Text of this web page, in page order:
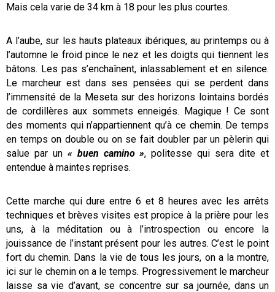
Mais cela varie de 34 km à 18 pour les plus courtes.
A l’aube, sur les hauts plateaux ibériques, au printemps ou à
l’automne le froid pince le nez et les doigts qui tiennent les
bâtons. Les pas s’enchaînent, inlassablement et en silence.
Le marcheur est dans ses pensées qui se perdent dans
l’immensité de la Meseta sur des horizons lointains bordés
de cordillères aux sommets enneigés. Magique ! Ce sont
des moments qui n’appartiennent qu’à ce chemin. De temps
en temps on double ou on se fait doubler par un pèlerin qui
salue par un « buen camino », politesse qui sera dite et
entendue à maintes reprises.
Cette marche qui dure entre 6 et 8 heures avec les arrêts
techniques et brèves visites est propice à la prière pour les
uns, à la méditation ou à l’introspection ou encore la
jouissance de l’instant présent pour les autres. C’est le point
fort du chemin. Dans la vie de tous les jours, on a la montre,
ici sur le chemin on a le temps. Progressivement le marcheur
laisse sa vie d’avant, se concentre sur sa journée, dans un